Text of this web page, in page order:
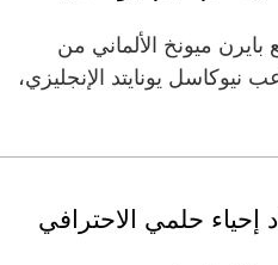
ميونخ الألماني من
يونايتد الإنجليزي،